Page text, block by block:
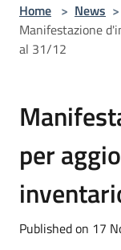
Home > News >
Manifestazione
al 31/12
per
Published on 17